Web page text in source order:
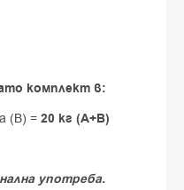
комплект в:
(B) = 20 кг (А+B)
употреба.